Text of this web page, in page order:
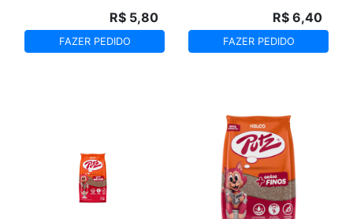
específicas dos felinos. Com
ingredientes de alta qualidade,
o sachê oferece uma refeição
saborosa e equilibrada,
promovendo a saúde e o bem-
R$ 5,80
FAZER PEDIDO
específicas dos felinos. Com
ingredientes de alta qualidade,
o sachê oferece uma refeição
saborosa e equilibrada,
promovendo a saúde e o bem-
R$ 6,40
FAZER PEDIDO